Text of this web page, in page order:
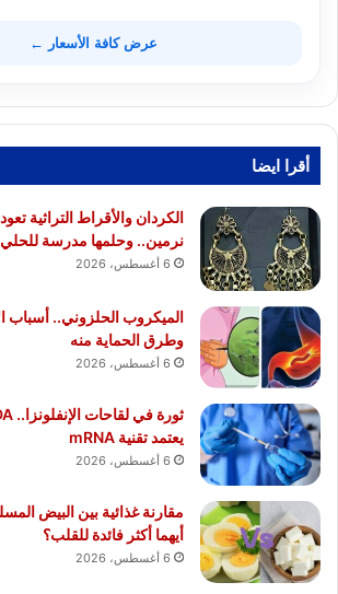
عرض كافة الأسعار ←
أقرا ايضا
الكردان والأقراط التراثية
نرمين.. وحلمها مدرسة
6 أغسطس، 2026
الميكروب الحلزوني.. أسباب
وطرق الحماية منه
6 أغسطس، 2026
يعتمد تقنية mRNA
6 أغسطس، 2026
مقارنة غذائية بين البيض
أيهما أكثر فائدة للقلب؟
6 أغسطس، 2026